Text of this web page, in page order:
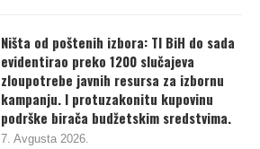
Ništa od poštenih izbora: TI BiH do sada
evidentirao preko 1200 slučajeva
zloupotrebe javnih resursa za izbornu
kampanju. I protuzakonitu kupovinu
podrške birača budžetskim sredstvima.